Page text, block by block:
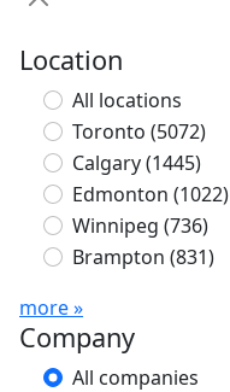
Location
All locations
Toronto (5072)
Calgary(1445)
Edmonton (1022)
Winnipeg (736)
Brampton (831)
more »
Company
All companies